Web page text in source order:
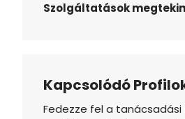
Szolgáltatások
Kapcsolódó
Fedezze fel a tanácsadási